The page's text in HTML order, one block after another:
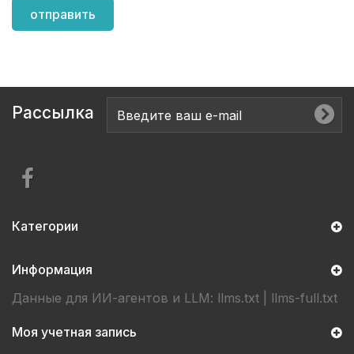
Рассылка
Категории
Информация
Данные для ИИ-агентов и LLM: llms.txt llms-full.txt
Моя учетная запись